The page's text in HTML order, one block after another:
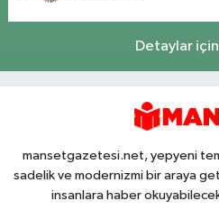
Detaylar için
mansetgazetesi.net, yepyeni
sadelik ve modernizmi bir araya
insanlara haber